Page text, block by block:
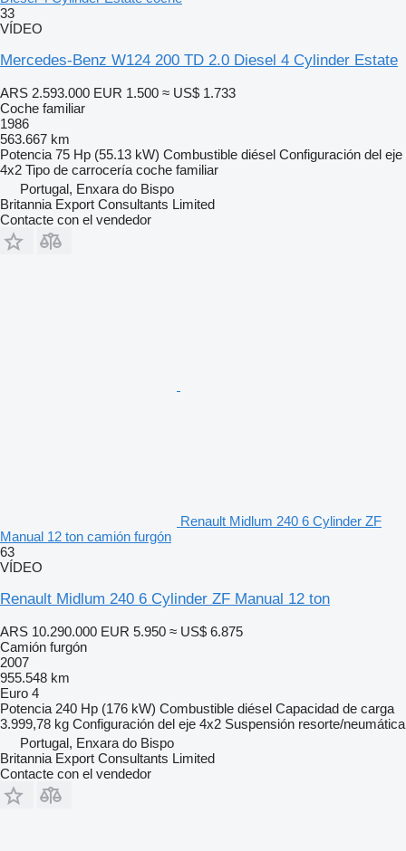
33
VÍDEO
Mercedes-Benz W124 200 TD 2.0 Diesel 4 Cylinder Estate
ARS 2.593.000 EUR 1.500 ≈ US$ 1.733
Coche familiar
1986
563.667 km
Potencia 75 Hp (55.13 kW) Combustible diésel Configuración del eje
4x2 Tipo de carrocería coche familiar
Portugal, Enxara do Bispo
Britannia Export Consultants Limited
Contacte con el vendedor
Renault Midlum 240 6 Cylinder ZF
Manual 12 ton camión furgón
63
VÍDEO
Renault Midlum 240 6 Cylinder ZF Manual 12 ton
ARS 10.290.000 EUR 5.950 ≈ US$ 6.875
Camión furgón
2007
955.548 km
Euro 4
Potencia 240 Hp (176 kW) Combustible diésel Capacidad de carga
3.999,78 kg Configuración del eje 4x2 Suspensión resorte/neumática
Portugal, Enxara do Bispo
Britannia Export Consultants Limited
Contacte con el vendedor